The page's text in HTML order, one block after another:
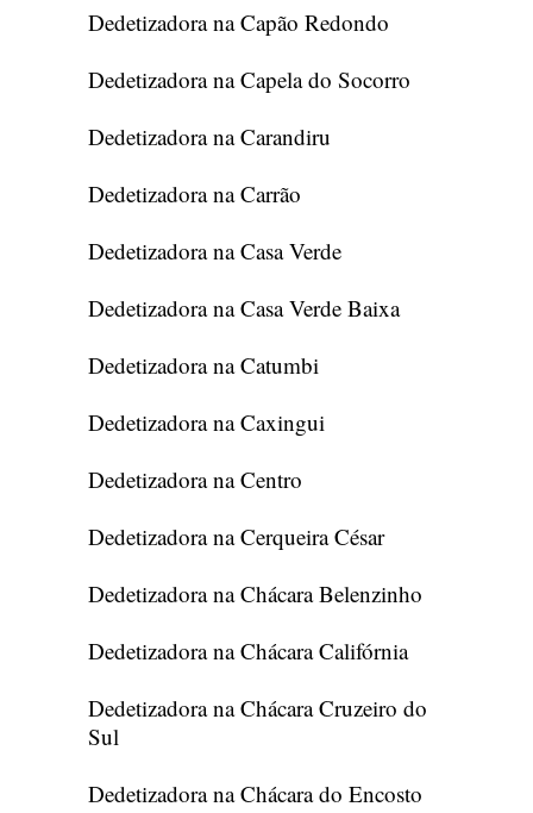
Dedetizadora na Capão Redondo
Dedetizadora na Capela do Socorro
Dedetizadora na Carandiru
Dedetizadora na Carrão
Dedetizadora na Casa Verde
Dedetizadora na Casa Verde Baixa
Dedetizadora na Catumbi
Dedetizadora na Caxingui
Dedetizadora na Centro
Dedetizadora na Cerqueira César
Dedetizadora na Chácara Belenzinho
Dedetizadora na Chácara Califórnia
Dedetizadora na Chácara Cruzeiro do
Sul
Dedetizadora na Chácara do Encosto